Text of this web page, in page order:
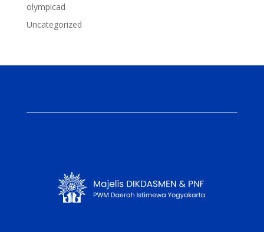
olympicad
Uncategorized